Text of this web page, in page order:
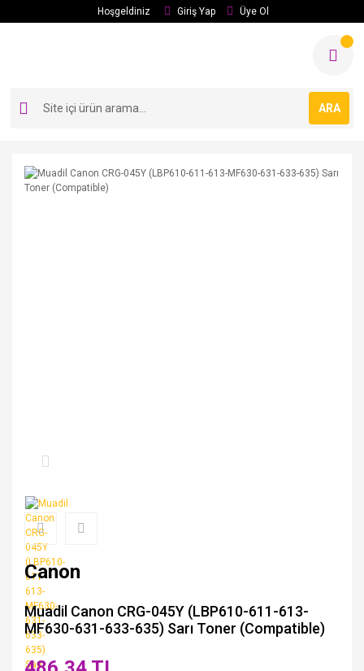
Hoşgeldiniz Giriş Yap Üye Ol
ARA
Canon
Muadil Canon CRG-045Y (LBP610-611-613-
MF630-631-633-635) Sarı Toner (Compatible)